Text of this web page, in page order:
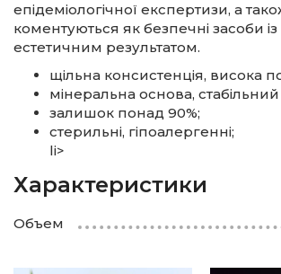
епідеміологічної експертизи, а
коментуються як безпечні засоби
естетичним результатом.
щільна консистенція, висока
мінеральна основа, стабільний
залишок понад 90%;
стерильні, гіпоалергенні;
li>
Характеристики
Объем